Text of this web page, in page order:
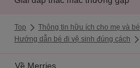
Top
Thông tin hữu ích cho mẹ và bé
Hướng dẫn bé đi vệ sinh đúng cách
Về Merries